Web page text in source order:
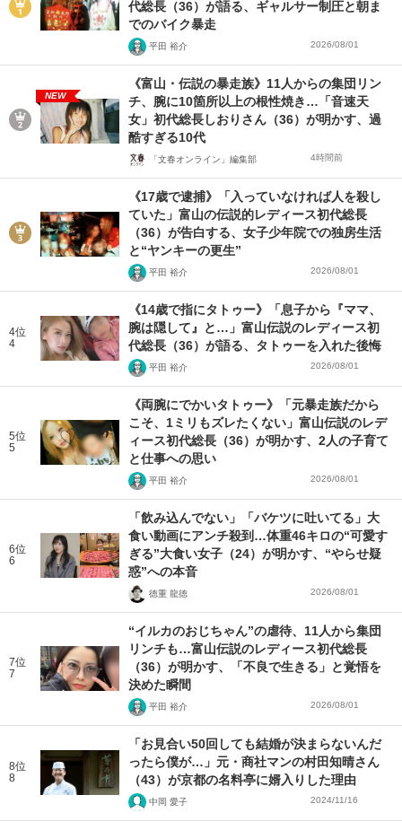
代総長（36）が語る、ギャルサー制圧と朝ま
でのバイク暴走
平田 裕介 2026/08/01
NEW
《富山・伝説の暴走族》11人からの集団リン
チ、腕に10箇所以上の根性焼き…「音速天
女」初代総長しおりさん（36）が明かす、過
酷すぎる10代
「文春オンライン」編集部 4時間前
《17歳で逮捕》「入っていなければ人を殺し
ていた」富山の伝説的レディース初代総長
（36）が告白する、女子少年院での独房生活
と“ヤンキーの更生”
平田 裕介 2026/08/01
4位
4
《14歳で指にタトゥー》「息子から『ママ、
腕は隠して』と…」富山伝説のレディース初
代総長（36）が語る、タトゥーを入れた後悔
平田 裕介 2026/08/01
5位
5
《両腕にでかいタトゥー》「元暴走族だから
こそ、1ミリもズレたくない」富山伝説のレデ
ィース初代総長（36）が明かす、2人の子育て
と仕事への思い
平田 裕介 2026/08/01
6位
6
「飲み込んでない」「バケツに吐いてる」大
食い動画にアンチ殺到…体重46キロの“可愛す
ぎる”大食い女子（24）が明かす、“やらせ疑
惑”への本音
徳重 龍徳 2026/08/01
7位
7
“イルカのおじちゃん”の虐待、11人から集団
リンチも…富山伝説のレディース初代総長
（36）が明かす、「不良で生きる」と覚悟を
決めた瞬間
平田 裕介 2026/08/01
8位
8
「お見合い50回しても結婚が決まらないんだ
ったら僕が…」元・商社マンの村田知晴さん
（43）が京都の名料亭に婿入りした理由
中岡 愛子 2024/11/16